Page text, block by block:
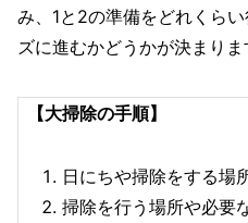
み、1と2の準備をどれくら
ズに進むかどうかが決まりま
【大掃除の手順】
日にちや掃除をする場
掃除を行う場所や必要